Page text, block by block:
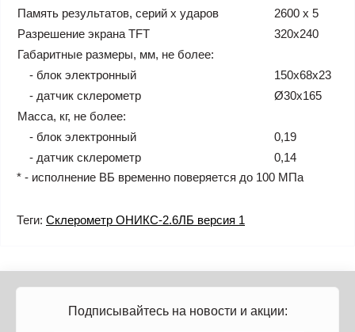
Память результатов, серий х ударов
2600 х 5
Разрешение экрана TFT
320х240
Габаритные размеры, мм, не более:
- блок электронный
150x68x23
- датчик склерометр
Ø30x165
Масса, кг, не более:
- блок электронный
0,19
- датчик склерометр
0,14
* - исполнение ВБ временно поверяется до 100 МПа
Теги: Склерометр ОНИКС-2.6ЛБ версия 1
Подписывайтесь на новости и акции: